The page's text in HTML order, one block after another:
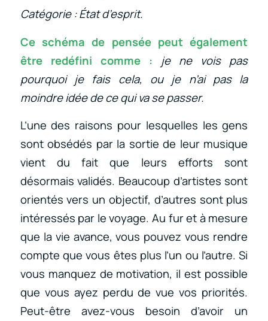
Catégorie : État d’esprit.
Ce schéma de pensée peut également
être redéfini comme : je ne vois pas
pourquoi je fais cela, ou je n’ai pas la
moindre idée de ce qui va se passer.
L’une des raisons pour lesquelles les gens
sont obsédés par la sortie de leur musique
vient du fait que leurs efforts sont
désormais validés. Beaucoup d’artistes sont
orientés vers un objectif, d’autres sont plus
intéressés par le voyage. Au fur et à mesure
que la vie avance, vous pouvez vous rendre
compte que vous êtes plus l’un ou l’autre. Si
vous manquez de motivation, il est possible
que vous ayez perdu de vue vos priorités.
Peut-être avez-vous besoin d’avoir un